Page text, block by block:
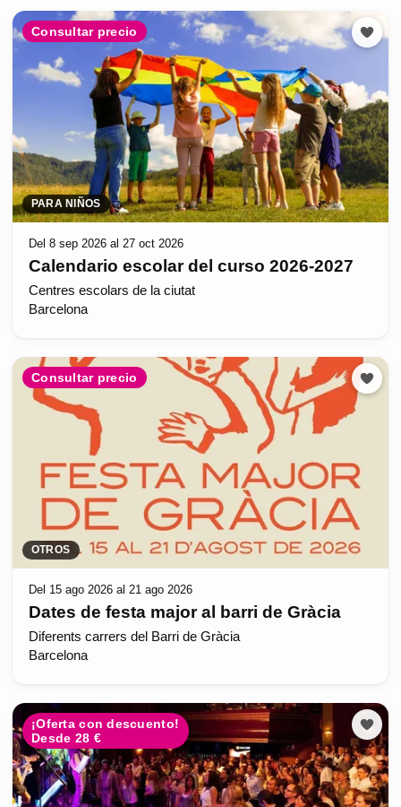
Consultar precio
PARA NIÑOS
Del 8 sep 2026 al 27 oct 2026
Calendario escolar del curso 2026-2027
Centres escolars de la ciutat
Barcelona
Consultar precio
OTROS
Del 15 ago 2026 al 21 ago 2026
Dates de festa major al barri de Gràcia
Diferents carrers del Barri de Gràcia
Barcelona
¡Oferta con descuento!
Desde 28 €